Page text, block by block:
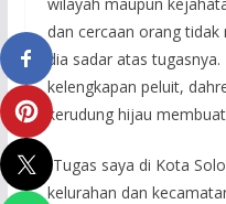
dan cercaan orang
dia sadar atas
kelengkapan peluit,
kerudung hijau
“Tugas saya di Kota
kelurahan dan